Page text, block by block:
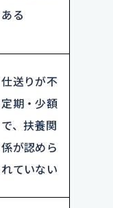
ある
仕送りが不
定期・少額
で、扶養関
係が認めら
れていない